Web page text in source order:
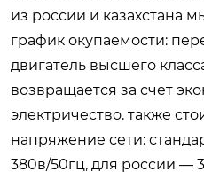
из россии и казахстана
график окупаемости:
двигатель высшего
возвращается за счет
электричество. также
напряжение сети:
380в/50гц, для россии —